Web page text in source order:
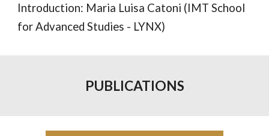
Introduction: Maria Luisa Catoni (IMT School
for Advanced Studies - LYNX)
PUBLICATIONS